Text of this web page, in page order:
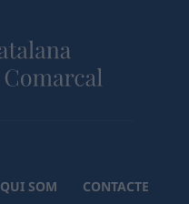
QUI SOM
CONTACTE